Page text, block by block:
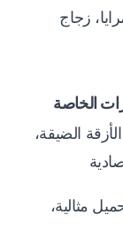
زجاج
الخاصة
الضيقة،
مثالية،